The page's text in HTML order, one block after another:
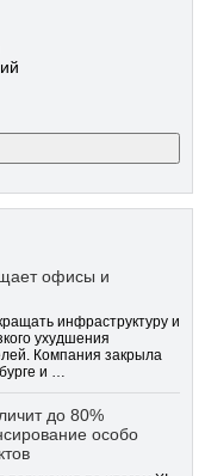
офисы и
инфраструктуру и
ухудшения
Компания закрыла
и …
до 80%
особо